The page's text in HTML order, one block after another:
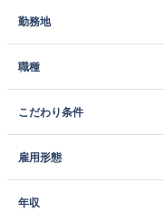
勤務地
職種
こだわり条件
雇用形態
年収